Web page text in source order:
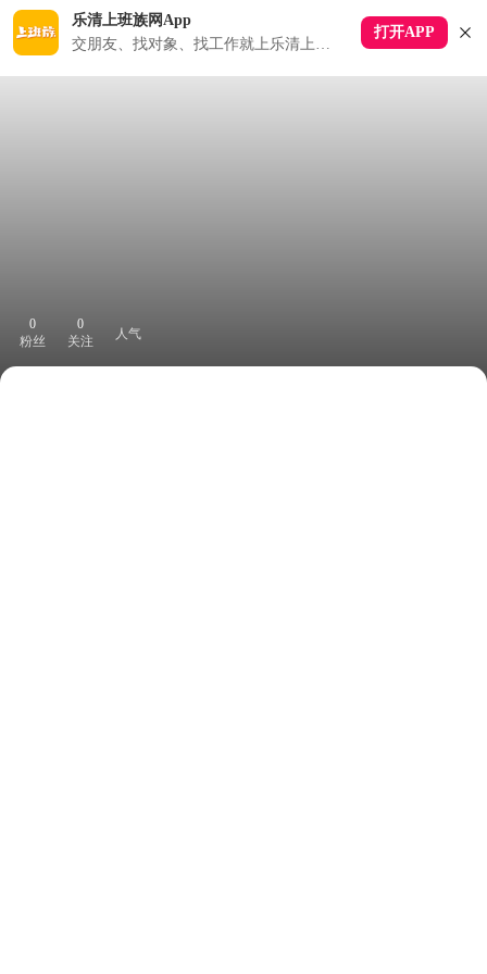
乐清上班族网App
交朋友、找对象、找工作就上乐清上班族APP
打开APP
0
粉丝
0
关注
人气
下拉刷新